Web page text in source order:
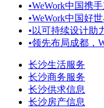
•WeWork中国携
•WeWork中国好
• 以可持续设计助
•领先布局成都，
长沙生活服务
长沙商务服务
长沙供求信息
长沙房产信息